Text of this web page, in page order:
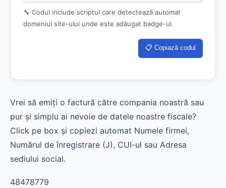
🔧 Codul include scriptul care detectează automat
domeniul site-ului unde este adăugat badge-ul.
📋 Copiază codul
Vrei să emiți o factură către compania noastră sau
pur și simplu ai nevoie de datele noastre fiscale?
Click pe box și copiezi automat Numele firmei,
Numărul de înregistrare (J), CUI-ul sau Adresa
sediului social.
48478779